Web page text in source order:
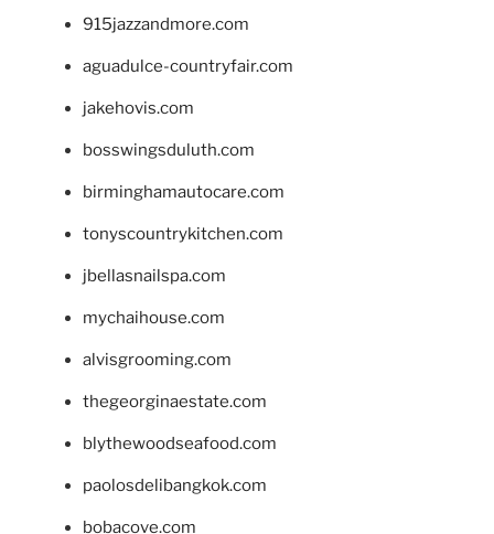
915jazzandmore.com
aguadulce-countryfair.com
jakehovis.com
bosswingsduluth.com
birminghamautocare.com
tonyscountrykitchen.com
jbellasnailspa.com
mychaihouse.com
alvisgrooming.com
thegeorginaestate.com
blythewoodseafood.com
paolosdelibangkok.com
bobacove.com